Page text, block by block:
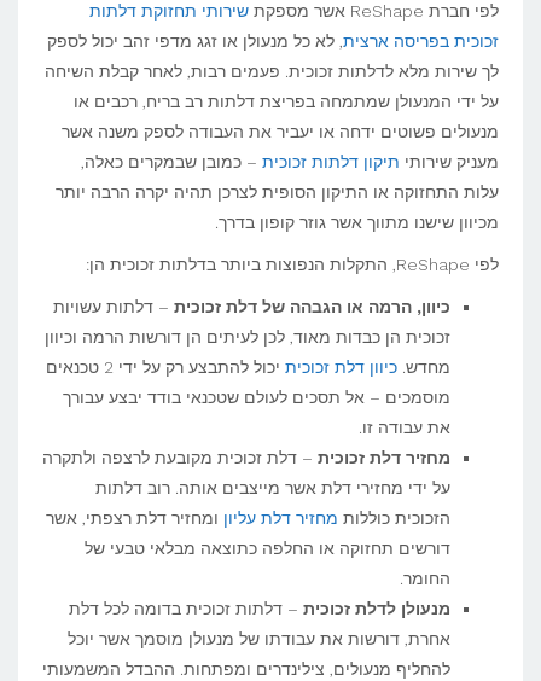
לפי חברת ReShape אשר מספקת
שירותי תחזוקת דלתות
זכוכית בפריסה ארצית, לא כל מנעולן או זגג מדפי זהב יכול לספק
לך שירות מלא לדלתות זכוכית. פעמים רבות, לאחר קבלת השיחה
על ידי המנעולן שמתמחה בפריצת דלתות רב בריח, רכבים או
מנעולים פשוטים ידחה או יעביר את העבודה לספק משנה אשר
מעניק שירותי תיקון דלתות זכוכית – כמובן שבמקרים כאלה,
עלות התחזוקה או התיקון הסופית לצרכן תהיה יקרה הרבה יותר
מכיוון שישנו מתווך אשר גוזר קופון בדרך.
לפי ReShape, התקלות הנפוצות ביותר בדלתות זכוכית הן:
כיוון, הרמה או הגבהה של דלת זכוכית – דלתות עשויות
זכוכית הן כבדות מאוד, לכן לעיתים הן דורשות הרמה וכיוון
מחדש. כיוון דלת זכוכית
יכול להתבצע רק על ידי 2 טכנאים
מוסמכים – אל תסכים לעולם שטכנאי בודד יבצע עבורך
את עבודה זו.
מחזיר דלת זכוכית – דלת זכוכית מקובעת לרצפה ולתקרה
על ידי מחזירי דלת אשר מייצבים אותה. רוב דלתות
הזכוכית כוללות מחזיר דלת עליון ומחזיר דלת רצפתי, אשר
דורשים תחזוקה או החלפה כתוצאה מבלאי טבעי של
החומר.
מנעולן לדלת זכוכית – דלתות זכוכית בדומה לכל דלת
אחרת, דורשות את עבודתו של מנעולן מוסמך אשר יוכל
להחליף מנעולים, צילינדרים ומפתחות. ההבדל המשמעותי